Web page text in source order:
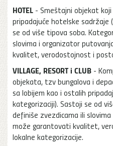
HOTEL - Smeštajni objekat
pripadajuće hotelske sadržaje
se od više tipova soba.
slovima i organizator
kvalitet, verodostojnost i
VILLAGE, RESORT i CLUB -
objekata, tzv bungalova i
sa lobijem kao i ostalih
kategorizaciji). Sastoji se od
definiše zvezdicama ili
može garantovati kvalitet,
lokalne kategorizacije.